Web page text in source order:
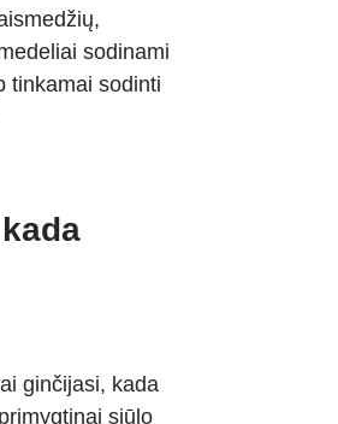
sodinami
tinkamai sodinti
ginčijasi, kada
siūlo